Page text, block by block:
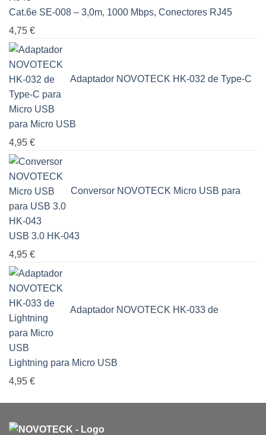
Cat.6e SE-008 – 3,0m, 1000 Mbps, Conectores RJ45
4,75 €
Adaptador NOVOTECK HK-032 de Type-C
para Micro USB
4,95 €
Conversor NOVOTECK Micro USB para
USB 3.0 HK-043
4,95 €
Adaptador NOVOTECK HK-033 de
Lightning para Micro USB
4,95 €